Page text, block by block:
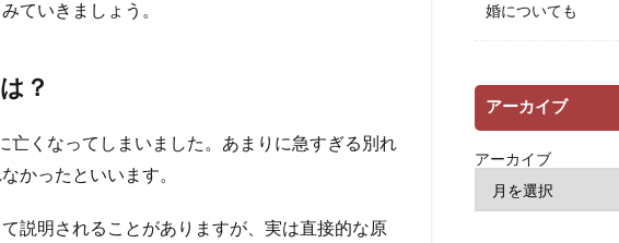
ていきましょう。
？
亡くなってしまいました。あまりに急すぎる別れ
かったといいます。
説明されることがありますが、実は直接的な原
婚についても
アーカイブ
アーカイブ